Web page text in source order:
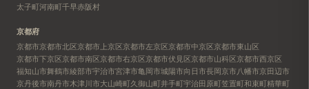
太子町河南町千早赤阪村
京都府
京都市京都市北区京都市上京区京都市左京区京都市中京区京都市東山区
京都市下京区京都市南区京都市右京区京都市伏見区京都市山科区京都市西京区
福知山市舞鶴市綾部市宇治市宮津市亀岡市城陽市向日市長岡京市八幡市京田辺市
京丹後市南丹市木津川市大山崎町久御山町井手町宇治田原町笠置町和束町精華町